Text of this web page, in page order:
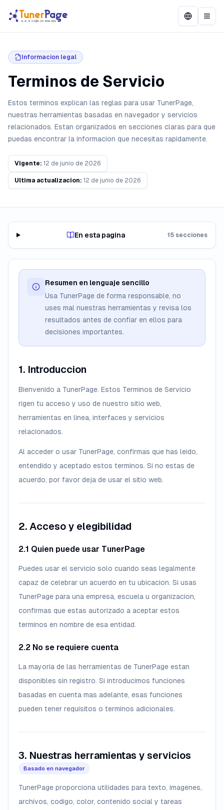
Informacion legal
Terminos de Servicio
Estos terminos explican las reglas para usar TunerPage,
nuestras herramientas basadas en navegador y servicios
relacionados. Estan organizados en secciones claras para que
puedas encontrar la informacion que necesitas rapidamente.
Vigente: 12 de junio de 2026
Ultima actualizacion: 12 de junio de 2026
En esta pagina 15 secciones
Resumen en lenguaje sencillo
Usa TunerPage de forma responsable, no
uses mal nuestras herramientas y revisa los
resultados antes de confiar en ellos para
decisiones importantes.
1. Introduccion
Bienvenido a TunerPage. Estos Terminos de Servicio
rigen tu acceso y uso de nuestro sitio web,
herramientas en linea, interfaces y servicios
relacionados.
Al acceder o usar TunerPage, confirmas que has leido,
entendido y aceptado estos terminos. Si no estas de
acuerdo, por favor deja de usar el sitio web.
2. Acceso y elegibilidad
2.1 Quien puede usar TunerPage
Puedes usar el servicio solo cuando seas legalmente
capaz de celebrar un acuerdo en tu ubicacion. Si usas
TunerPage para una empresa, escuela u organizacion,
confirmas que estas autorizado a aceptar estos
terminos en nombre de esa entidad.
2.2 No se requiere cuenta
La mayoria de las herramientas de TunerPage estan
disponibles sin registro. Si introducimos funciones
basadas en cuenta mas adelante, esas funciones
pueden tener requisitos o terminos adicionales.
3. Nuestras herramientas y servicios
Basado en navegador
TunerPage proporciona utilidades para texto, imagenes,
archivos, codigo, color, contenido social y tareas